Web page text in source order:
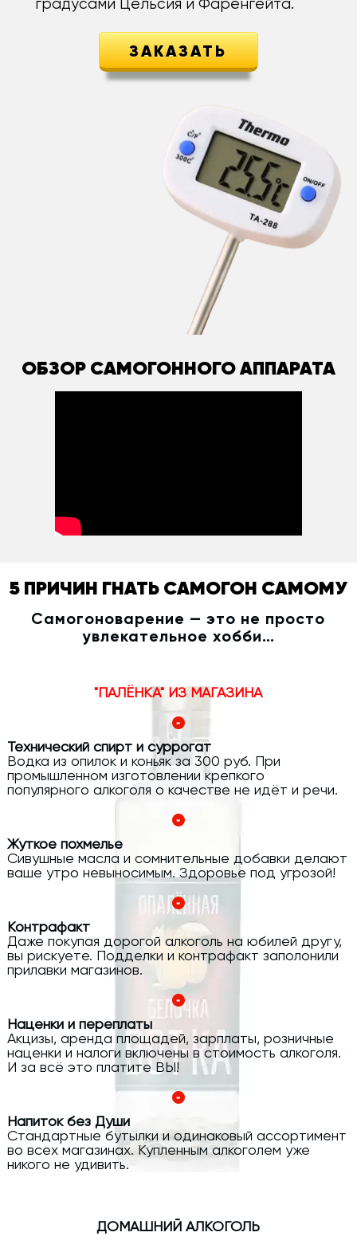
градусами Цельсия и Фаренгейта.
ЗАКАЗАТЬ
ОБЗОР САМОГОННОГО АППАРАТА
5 ПРИЧИН ГНАТЬ САМОГОН САМОМУ
Самогоноварение — это не просто
увлекательное хобби…
"ПАЛЁНКА" ИЗ МАГАЗИНА
Технический спирт и суррогат
Водка из опилок и коньяк за 300 руб. При
промышленном изготовлении крепкого
популярного алкоголя о качестве не идёт и речи.
Жуткое похмелье
Сивушные масла и сомнительные добавки делают
ваше утро невыносимым. Здоровье под угрозой!
Контрафакт
Даже покупая дорогой алкоголь на юбилей другу,
вы рискуете. Подделки и контрафакт заполонили
прилавки магазинов.
Наценки и переплаты
Акцизы, аренда площадей, зарплаты, розничные
наценки и налоги включены в стоимость алкоголя.
И за всё это платите ВЫ!
Напиток без Души
Стандартные бутылки и одинаковый ассортимент
во всех магазинах. Купленным алкоголем уже
никого не удивить.
ДОМАШНИЙ АЛКОГОЛЬ